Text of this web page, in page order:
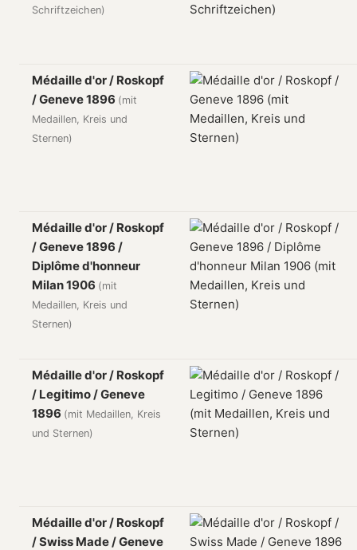
Schriftzeichen)
Médaille d'or / Roskopf
/ Geneve 1896 (mit
Medaillen, Kreis und
Sternen)
Médaille d'or / Roskopf
/ Geneve 1896 /
Diplôme d'honneur
Milan 1906 (mit
Medaillen, Kreis und
Sternen)
Médaille d'or / Roskopf
/ Legitimo / Geneve
1896 (mit Medaillen, Kreis
und Sternen)
Médaille d'or / Roskopf
/ Swiss Made / Geneve